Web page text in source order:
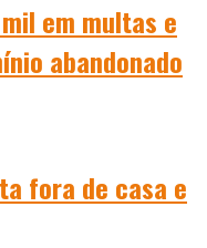
em multas e
abandonado
fora de casa e